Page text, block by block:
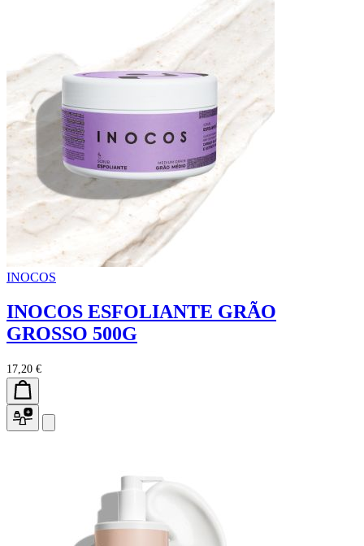
INOCOS
INOCOS ESFOLIANTE GRÃO
GROSSO 500G
17,20 €